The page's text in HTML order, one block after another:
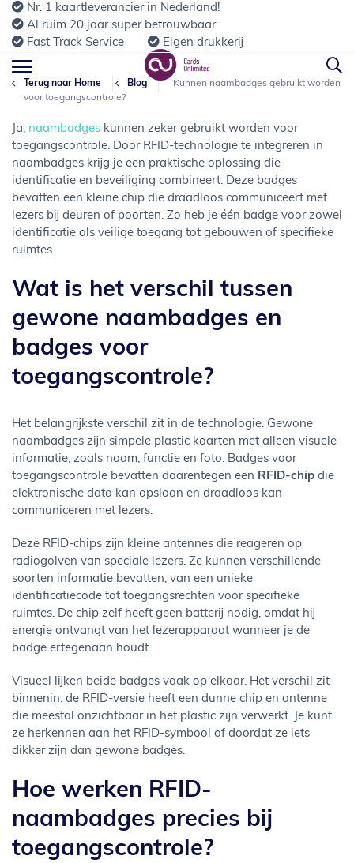
Nr. 1 kaartleverancier in Nederland!
Al ruim 20 jaar super betrouwbaar
Fast Track Service
Eigen drukkerij
Terug naar Home Blog
Kunnen naambadges gebruikt worden
voor toegangscontrole?
Ja, naambadges kunnen zeker gebruikt worden voor
toegangscontrole. Door RFID-technologie te integreren in
naambadges krijg je een praktische oplossing die
identificatie en beveiliging combineert. Deze badges
bevatten een kleine chip die draadloos communiceert met
lezers bij deuren of poorten. Zo heb je één badge voor zowel
identificatie als veilige toegang tot gebouwen of specifieke
ruimtes.
Wat is het verschil tussen
gewone naambadges en
badges voor
toegangscontrole?
Het belangrijkste verschil zit in de technologie. Gewone
naambadges zijn simpele plastic kaarten met alleen visuele
informatie, zoals naam, functie en foto. Badges voor
toegangscontrole bevatten daarentegen een RFID-chip die
elektronische data kan opslaan en draadloos kan
communiceren met lezers.
Deze RFID-chips zijn kleine antennes die reageren op
radiogolven van speciale lezers. Ze kunnen verschillende
soorten informatie bevatten, van een unieke
identificatiecode tot toegangsrechten voor specifieke
ruimtes. De chip zelf heeft geen batterij nodig, omdat hij
energie ontvangt van het lezerapparaat wanneer je de
badge ertegenaan houdt.
Visueel lijken beide badges vaak op elkaar. Het verschil zit
binnenin: de RFID-versie heeft een dunne chip en antenne
die meestal onzichtbaar in het plastic zijn verwerkt. Je kunt
ze herkennen aan het RFID-symbool of doordat ze iets
dikker zijn dan gewone badges.
Hoe werken RFID-
naambadges precies bij
toegangscontrole?